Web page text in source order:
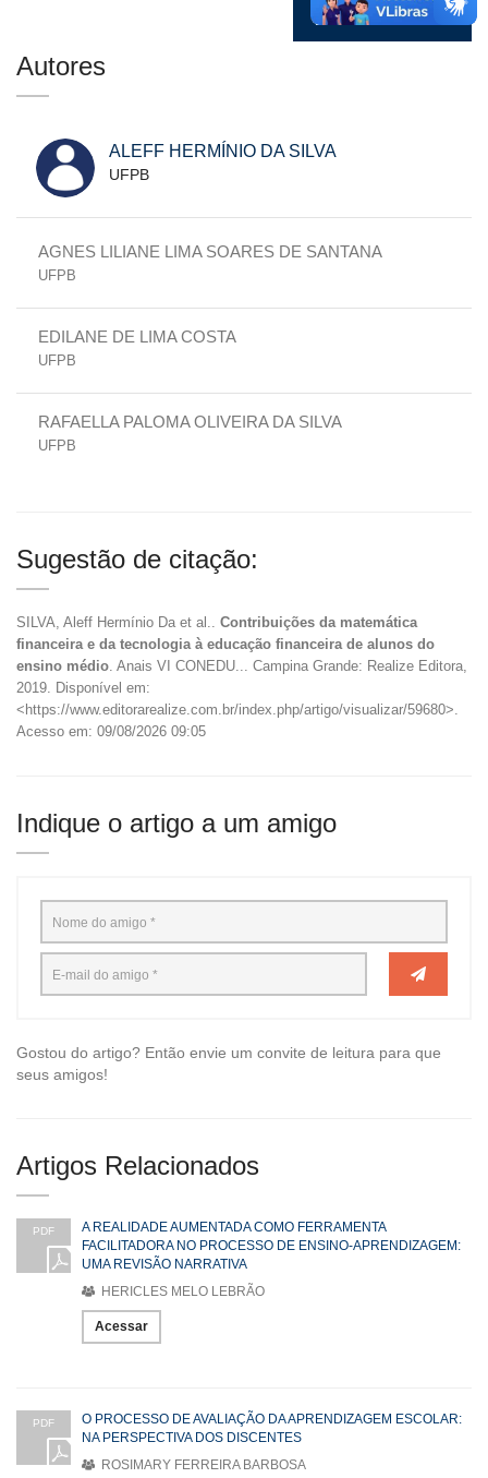
Autores
ALEFF HERMÍNIO DA SILVA
UFPB
AGNES LILIANE LIMA SOARES DE SANTANA
UFPB
EDILANE DE LIMA COSTA
UFPB
RAFAELLA PALOMA OLIVEIRA DA SILVA
UFPB
Sugestão de citação:
SILVA, Aleff Hermínio Da et al.. Contribuições da matemática
financeira e da tecnologia à educação financeira de alunos do
ensino médio. Anais VI CONEDU... Campina Grande: Realize Editora,
2019. Disponível em:
<https://www.editorarealize.com.br/index.php/artigo/visualizar/59680>.
Acesso em: 09/08/2026 09:05
Indique o artigo a um amigo
Gostou do artigo? Então envie um convite de leitura para que
seus amigos!
Artigos Relacionados
PDF
A REALIDADE AUMENTADA COMO FERRAMENTA
FACILITADORA NO PROCESSO DE ENSINO-APRENDIZAGEM:
UMA REVISÃO NARRATIVA
HERICLES MELO LEBRÃO
Acessar
PDF
O PROCESSO DE AVALIAÇÃO DA APRENDIZAGEM ESCOLAR:
NA PERSPECTIVA DOS DISCENTES
ROSIMARY FERREIRA BARBOSA